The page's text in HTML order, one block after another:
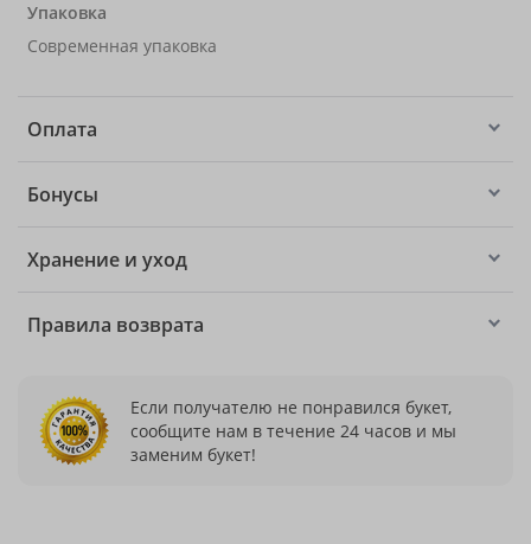
Упаковка
Современная упаковка
Оплата
Бонусы
Хранение и уход
Правила возврата
Если получателю не понравился букет,
сообщите нам в течение 24 часов и мы
заменим букет!